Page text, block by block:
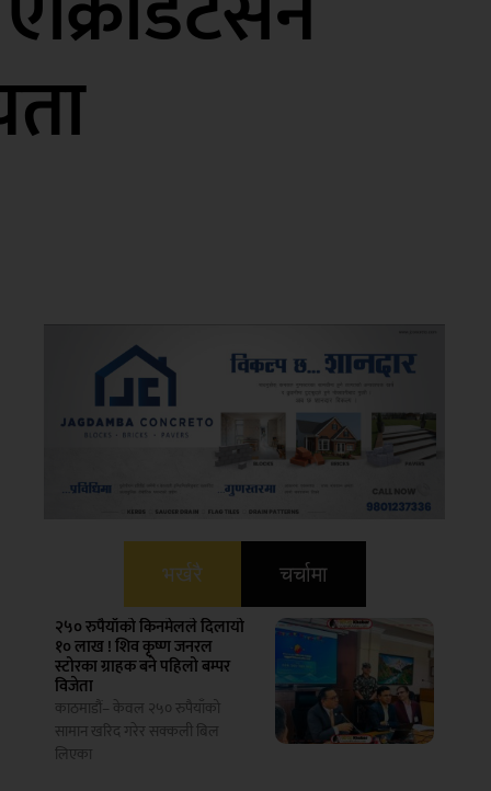
भर्खरै चर्चामा
२५० रुपैयाँको किनमेलले दिलायो
१० लाख ! शिव कृष्ण जनरल
स्टोरका ग्राहक बने पहिलो बम्पर
विजेता
काठमाडौं– केवल २५० रुपैयाँको
सामान खरिद गरेर सक्कली बिल
लिएका